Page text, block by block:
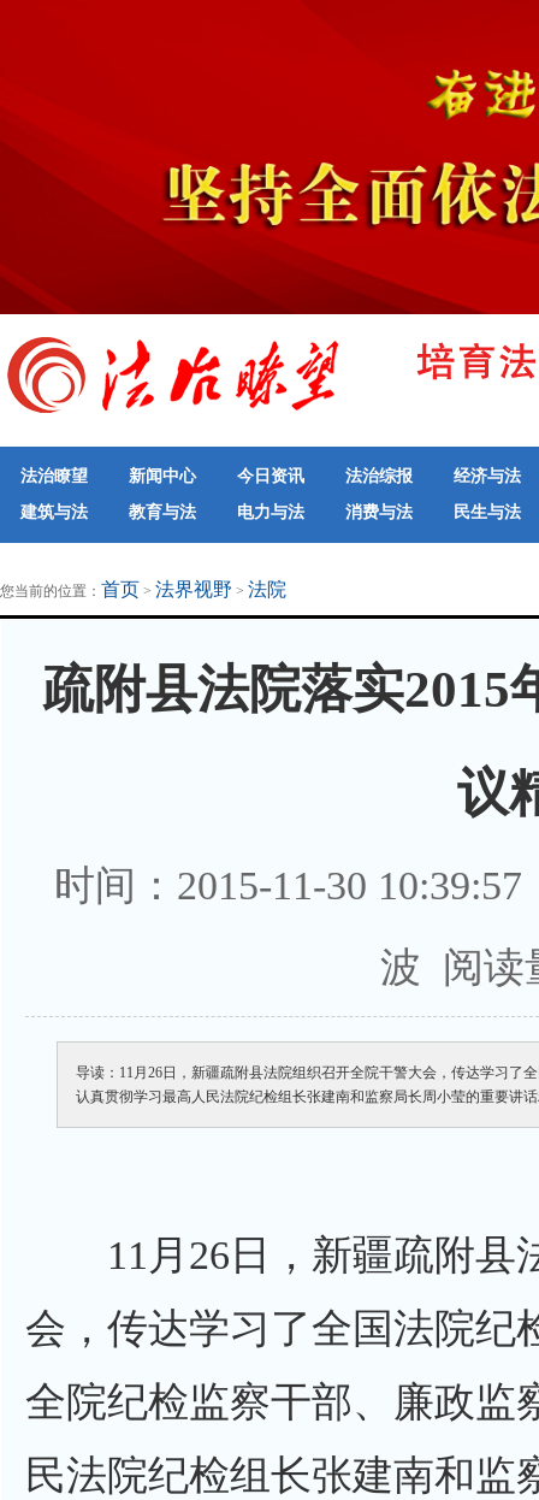
法治瞭望 新闻中心 今日资讯 法治综报
经济与法
建筑与法
教育与法 电力与法 消费与法
民生与法
地方法治联播
律师律所
您当前的位置： 首页 > 法界视野 > 法院
疏附县法院落实2015
议
时间：2015-11-30
波 阅读
导读：11月26日，新疆疏附县法院组织召开全院干警大会，传达学习了
认真贯彻学习最高人民法院纪检组长张建南和监察局长周小莹的重要讲
11月26日，新疆疏附县
会，传达学习了全国法院纪
全院纪检监察干部、廉政监
民法院纪检组长张建南和监